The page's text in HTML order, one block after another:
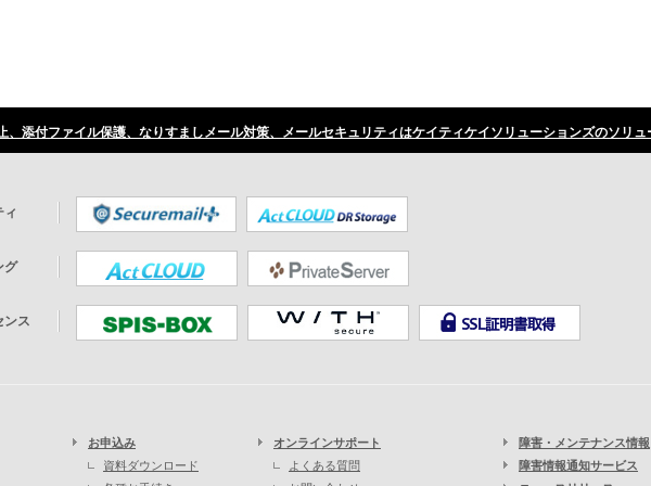
、添付ファイル保護、なりすましメール対策、メールセキュリティはケイティケイソリューションズのソリュ
ィ
グ
ンス
お申込み
資料ダウンロード
オンラインサポート
よくある質問
障害・メンテナンス情報
障害情報通知サービス